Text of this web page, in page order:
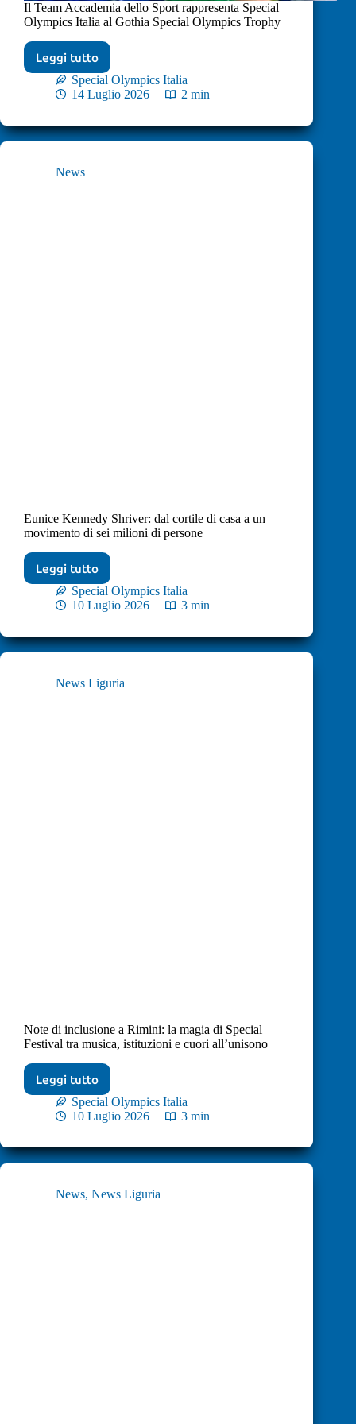
Il Team Accademia dello Sport rappresenta Special
Olympics Italia al Gothia Special Olympics Trophy
Leggi tutto
Special Olympics Italia
14 Luglio 2026
2 min
News
Eunice Kennedy Shriver: dal cortile di casa a un
movimento di sei milioni di persone
Leggi tutto
Special Olympics Italia
10 Luglio 2026
3 min
News Liguria
Note di inclusione a Rimini: la magia di Special
Festival tra musica, istituzioni e cuori all’unisono
Leggi tutto
Special Olympics Italia
10 Luglio 2026
3 min
News, News Liguria